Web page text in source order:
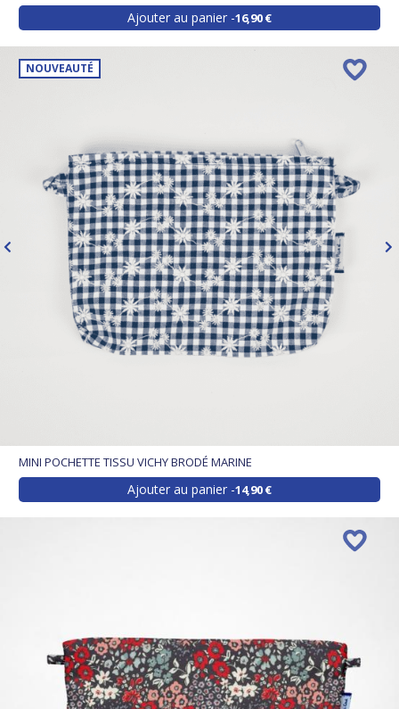
Ajouter au panier 16,90 €
NOUVEAUTÉ
MINI POCHETTE TISSU VICHY BRODÉ MARINE
Ajouter au panier 14,90 €